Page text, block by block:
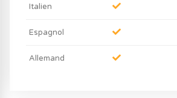
Italien
Espagnol
Allemand